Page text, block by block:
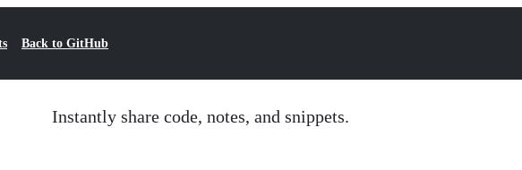
Back to GitHub
Instantly share code, notes, and snippets.